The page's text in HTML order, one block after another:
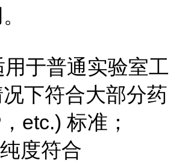
于普通实验室工
下符合大部分药
etc.) 标准；
度符合